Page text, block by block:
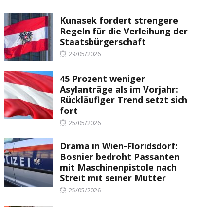
Kunasek fordert strengere
Regeln für die Verleihung der
Staatsbürgerschaft
Posted
29/05/2026
45 Prozent weniger
Asylanträge als im Vorjahr:
Rückläufiger Trend setzt sich
fort
Posted
25/05/2026
Drama in Wien-Floridsdorf:
Bosnier bedroht Passanten
mit Maschinenpistole nach
Streit mit seiner Mutter
Posted
25/05/2026